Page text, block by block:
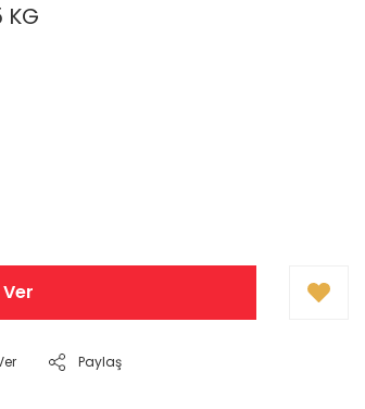
KG
Paylaş